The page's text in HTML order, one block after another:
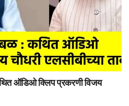
ऑडिओ क्लिप प्रकरणी विजय